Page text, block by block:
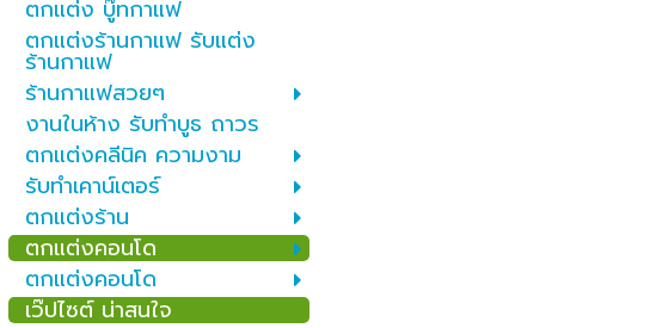
ตกแต่ง บู๊ทกาแฟ
ตกแต่งร้านกาแฟ รับแต่ง
ร้านกาแฟ
ร้านกาแฟสวยๆ
งานในห้าง รับทำบูธ ถาวร
ตกแต่งคลีนิค ความงาม
รับทำเคาน์เตอร์
ตกแต่งร้าน
ตกแต่งคอนโด
ตกแต่งคอนโด
เว๊ปไซต์ น่าสนใจ